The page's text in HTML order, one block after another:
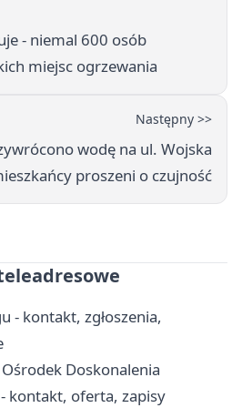
- niemal 600 osób
miejsc ogrzewania
Następny >>
wodę na ul. Wojska
proszeni o czujność
- kontakt, zgłoszenia,
Doskonalenia
kontakt, oferta, zapisy